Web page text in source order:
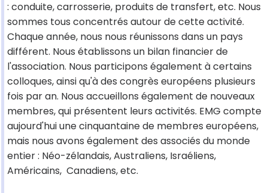
: conduite, carrosserie, produits de transfert, etc. Nous
sommes tous concentrés autour de cette activité.
Chaque année, nous nous réunissons dans un pays
différent. Nous établissons un bilan financier de
l'association. Nous participons également à certains
colloques, ainsi qu'à des congrès européens plusieurs
fois par an. Nous accueillons également de nouveaux
membres, qui présentent leurs activités. EMG compte
aujourd'hui une cinquantaine de membres européens,
mais nous avons également des associés du monde
entier : Néo-zélandais, Australiens, Israéliens,
Américains, Canadiens, etc.